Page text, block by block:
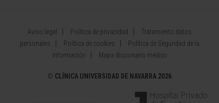
Aviso legal Política de privacidad
Tratamiento datos
personales
Política de cookies
Política de Seguridad de la
Información
Mapa diccionario médico
© CLÍNICA UNIVERSIDAD DE NAVARRA 2026